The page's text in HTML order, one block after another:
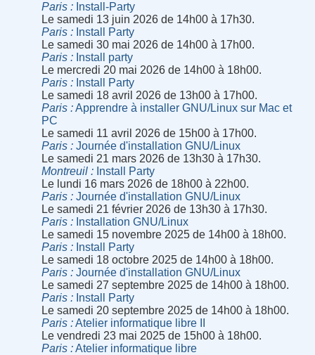
Paris
Install-Party
Le samedi 13 juin 2026 de 14h00 à 17h30.
Paris
Install Party
Le samedi 30 mai 2026 de 14h00 à 17h00.
Paris
Install party
Le mercredi 20 mai 2026 de 14h00 à 18h00.
Paris
Install Party
Le samedi 18 avril 2026 de 13h00 à 17h00.
Paris
Apprendre à installer GNU/Linux sur Mac et
PC
Le samedi 11 avril 2026 de 15h00 à 17h00.
Paris
Journée d'installation GNU/Linux
Le samedi 21 mars 2026 de 13h30 à 17h30.
Montreuil
Install Party
Le lundi 16 mars 2026 de 18h00 à 22h00.
Paris
Journée d'installation GNU/Linux
Le samedi 21 février 2026 de 13h30 à 17h30.
Paris
Installation GNU/Linux
Le samedi 15 novembre 2025 de 14h00 à 18h00.
Paris
Install Party
Le samedi 18 octobre 2025 de 14h00 à 18h00.
Paris
Journée d'installation GNU/Linux
Le samedi 27 septembre 2025 de 14h00 à 18h00.
Paris
Install Party
Le samedi 20 septembre 2025 de 14h00 à 18h00.
Paris
Atelier informatique libre II
Le vendredi 23 mai 2025 de 15h00 à 18h00.
Paris
Atelier informatique libre